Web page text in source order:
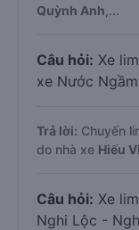
Quỳnh Anh ,...
Câu hỏi: Xe
xe Nước
Trả lời: Chuyến
do nhà xe Hiếu
Câu hỏi: Xe
Nghi Lộc -